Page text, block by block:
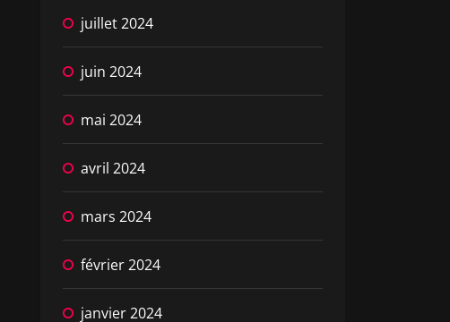
juillet 2024
juin 2024
mai 2024
avril 2024
mars 2024
février 2024
janvier 2024